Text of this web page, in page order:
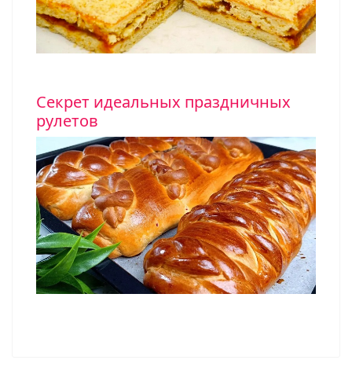
Секрет идеальных праздничных
рулетов